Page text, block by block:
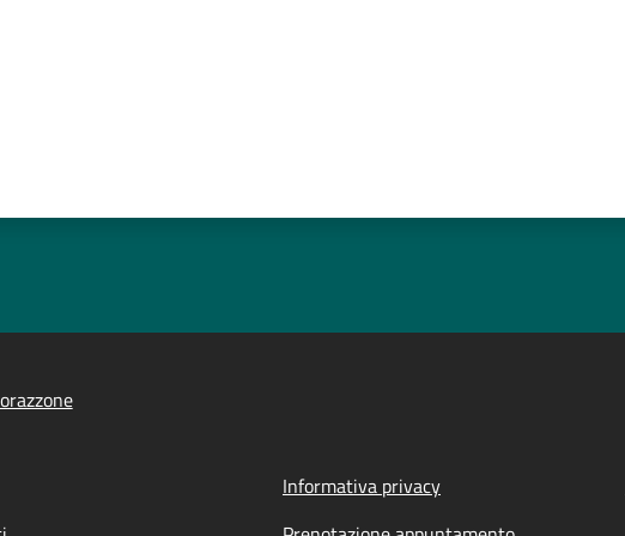
Informativa privacy